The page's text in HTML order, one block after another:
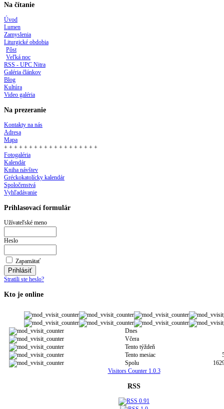
Na čítanie
Úvod
Lumen
Zamyslenia
Liturgické obdobia
Pôst
Veľká noc
RSS - UPC Nitra
Galéria článkov
Blog
Kultúra
Video galéria
Na prezeranie
Kontakty na nás
Adresa
Mapa
+ + + + + + + + + + + + + + + + + + +
Fotogaléria
Kalendár
Kniha návštev
Gréckokatolícky kalendár
Spoločenstvá
Vyhľadávanie
Prihlasovací formulár
Užívateľské meno
Heslo
Zapamätať
Stratili ste heslo?
Kto je online
Dnes
Včera
Tento týždeň
Tento mesiac
Spolu
Visitors Counter 1.0.3
RSS